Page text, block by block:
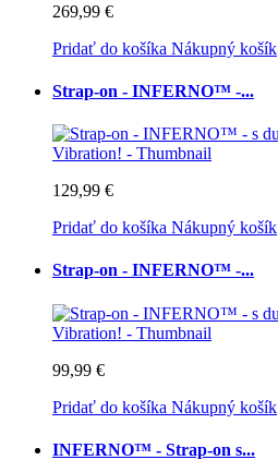
269,99 €
Pridať do košíka Nákupný košík
Strap-on - INFERNO™ -...
129,99 €
Pridať do košíka Nákupný košík
Strap-on - INFERNO™ -...
99,99 €
Pridať do košíka Nákupný košík
INFERNO™ - Strap-on s...